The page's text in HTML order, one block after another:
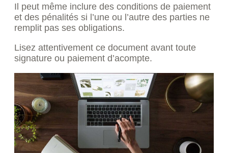
Il peut même inclure des conditions de paiement
et des pénalités si l’une ou l’autre des parties ne
remplit pas ses obligations.
Lisez attentivement ce document avant toute
signature ou paiement d’acompte.